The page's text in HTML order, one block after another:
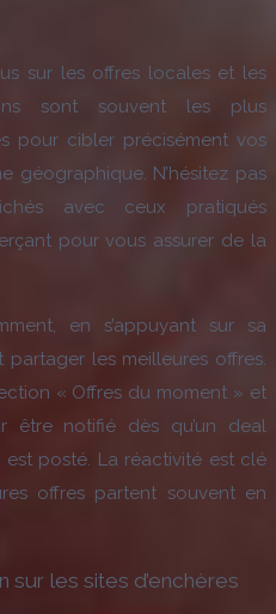
sur les offres locales et les
sont souvent les plus
pour cibler précisément vos
géographique. N’hésitez pas
avec ceux pratiqués
pour vous assurer de la
en s’appuyant sur sa
les meilleures offres.
« Offres du moment » et
être notifié dès qu’un deal
posté. La réactivité est clé
offres partent souvent en
sur les sites d’enchères